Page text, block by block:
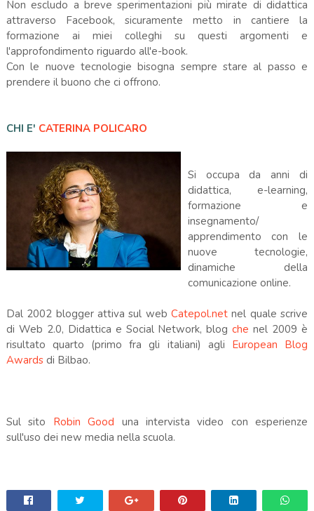
Non escludo a breve sperimentazioni più mirate di didattica
attraverso Facebook, sicuramente metto in cantiere la
formazione ai miei colleghi su questi argomenti e
l'approfondimento riguardo all'e-book.
Con le nuove tecnologie bisogna sempre stare al passo e
prendere il buono che ci offrono.
CHI E' CATERINA POLICARO
Si occupa da anni di
didattica, e-learning,
formazione e
insegnamento/
apprendimento con le
nuove tecnologie,
dinamiche della
comunicazione online.
Dal 2002 blogger attiva sul webCatepol.net nel quale scrive
di Web 2.0, Didattica e Social Network, blogche nel 2009 è
risultato quarto (primo fra gli italiani) agli European Blog
Awardsdi Bilbao.
Sul sito Robin Good una intervista video con esperienze
sull'uso dei new media nella scuola.